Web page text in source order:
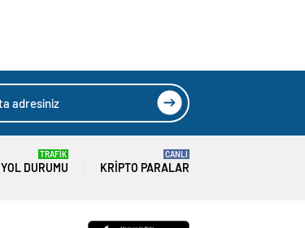
YOL DURUMU
TRAFİK
KRIPTO PARALAR
CANLI